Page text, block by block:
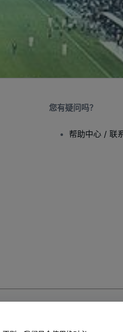
您有疑问吗？
帮助中心 / 联